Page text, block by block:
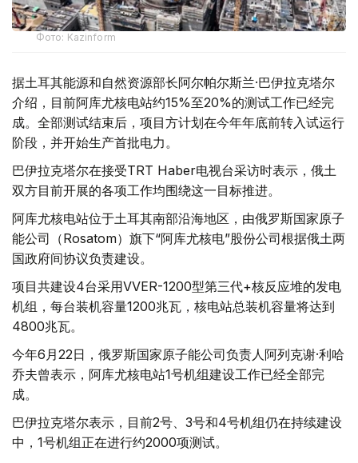
Фото: Kazinform
据土耳其能源和自然资源部长阿尔帕尔斯兰·巴伊拉克塔尔
介绍，目前阿库尤核电站约15%至20%的测试工作已经完
成。全部测试结束后，项目方计划在今年年底前转入试运行
阶段，并开始生产首批电力。
巴伊拉克塔尔在接受TRT Haber电视台采访时表示，俄土
双方目前开展的各项工作均围绕这一目标推进。
阿库尤核电站位于土耳其南部沿海地区，由俄罗斯国家原子
能公司（Rosatom）旗下“阿库尤核电”股份公司根据俄土两
国政府间协议负责建设。
项目共建设4台采用VVER-1200型第三代+核反应堆的发电
机组，每台装机容量1200兆瓦，核电站总装机容量将达到
4800兆瓦。
今年6月22日，俄罗斯国家原子能公司负责人阿列克谢·利哈
乔夫曾表示，阿库尤核电站1号机组建设工作已经全部完
成。
巴伊拉克塔尔表示，目前2号、3号和4号机组仍在持续建设
中，1号机组正在进行约2000项测试。